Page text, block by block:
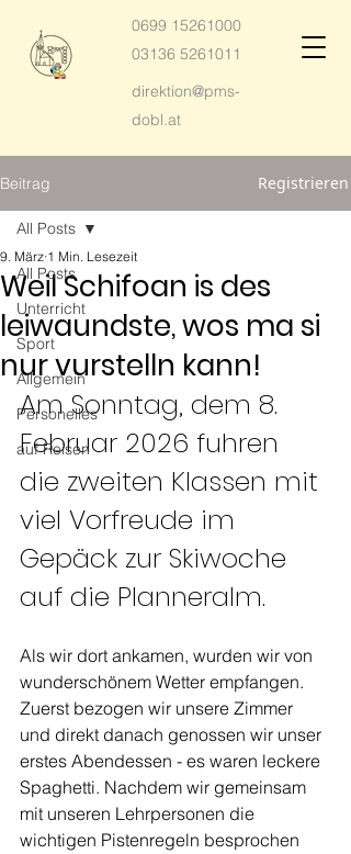
0699 15261000
03136 5261011
direktion@pms-
dobl.at
Beitrag Registrieren
All Posts
Unterricht
Sport
Allgemein
Personelles
auf Reisen
All Posts
Weil Schifoan is des
leiwaundste, wos ma si
nur vurstelln kann!
9. März 1 Min. Lesezeit
Am Sonntag, dem 8.
Februar 2026 fuhren
die zweiten Klassen mit
viel Vorfreude im
Gepäck zur Skiwoche
auf die Planneralm.
Als wir dort ankamen, wurden wir von
wunderschönem Wetter empfangen.
Zuerst bezogen wir unsere Zimmer
und direkt danach genossen wir unser
erstes Abendessen - es waren leckere
Spaghetti. Nachdem wir gemeinsam
mit unseren Lehrpersonen die
wichtigen Pistenregeln besprochen